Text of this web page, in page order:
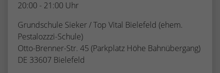
20:00 - 21:00 Uhr
Grundschule Sieker / Top Vital Bielefeld (ehem.
Pestalozzzi-Schule)
Otto-Brenner-Str. 45 (Parkplatz Höhe Bahnübergang)
DE 33607 Bielefeld